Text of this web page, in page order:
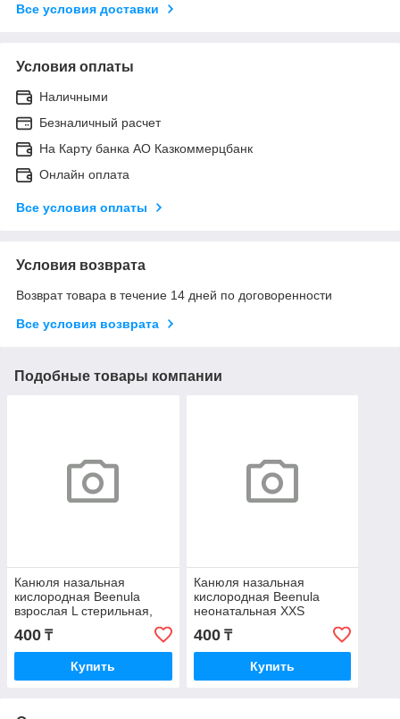
Все условия доставки
Условия оплаты
Наличными
Безналичный расчет
На Карту банка АО Казкоммерцбанк
Онлайн оплата
Все условия оплаты
Условия возврата
Возврат товара в течение 14 дней по договоренности
Все условия возврата
Подобные товары компании
Канюля назальная
кислородная Beenula
взрослая L стерильная,
400 ₸
Купить
Канюля назальная
кислородная Beenula
неонатальная XXS
стерильная, длина трубки
2м
400₸
Купить